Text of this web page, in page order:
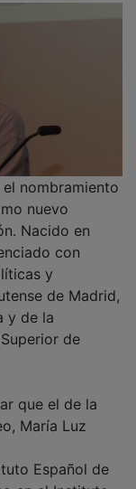
nombramiento
nuevo
Nacido en
con
y
de Madrid,
y de la
de
María Luz
Español de
en el Instituto